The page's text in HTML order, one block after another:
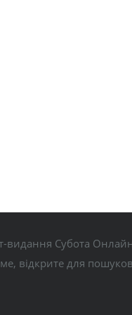
видання Субота
відкрите для